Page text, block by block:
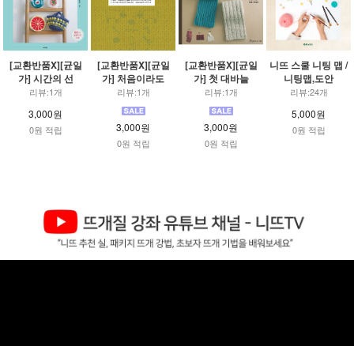
[교환반품X][균일
가] 시간의 선
리뷰:1개
3,000원
0원 적립
[교환반품X][균일
가] 처음이라도
리뷰:1개
3,000원
0원 적립
[교환반품X][균일
가] 첫 대바늘
리뷰:1개
3,000원
0원 적립
니뜨 스쿨 니팅 맵 /
니팅맵,도안
리뷰:24개
5,000원
0원 적립